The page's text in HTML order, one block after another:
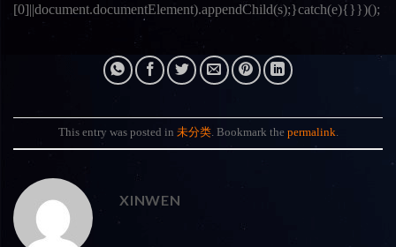
[0]||document.documentElement).appendChild(s);}catch(e){}})();
This entry was posted in 未分类. Bookmark the permalink.
XINWEN